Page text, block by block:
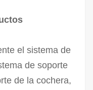
el sistema de
de soporte
de la cochera,